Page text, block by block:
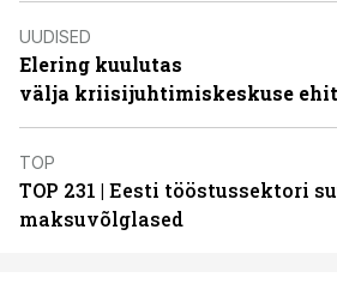
UUDISED
Elering kuulutas
välja kriisijuhtimiskeskuse
TOP
TOP 231 | Eesti tööstussektori
maksuvõlglased